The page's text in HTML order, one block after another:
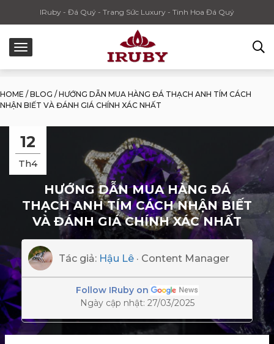
IRuby - Đá Quý - Trang Sức Luxury - Tinh Hoa Đá Quý
HOME / BLOG / HƯỚNG DẪN MUA HÀNG ĐÁ THẠCH ANH TÍM CÁCH
NHẬN BIẾT VÀ ĐÁNH GIÁ CHÍNH XÁC NHẤT
12
Th4
HƯỚNG DẪN MUA HÀNG ĐÁ
THẠCH ANH TÍM CÁCH NHẬN BIẾT
VÀ ĐÁNH GIÁ CHÍNH XÁC NHẤT
Tác giả: Hậu Lê · Content Manager
Follow IRuby on
Ngày cập nhật: 27/03/2025